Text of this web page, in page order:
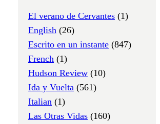
El verano de Cervantes (1)
English (26)
Escrito en un instante (847)
French (1)
Hudson Review (10)
Ida y Vuelta (561)
Italian (1)
Las Otras Vidas (160)